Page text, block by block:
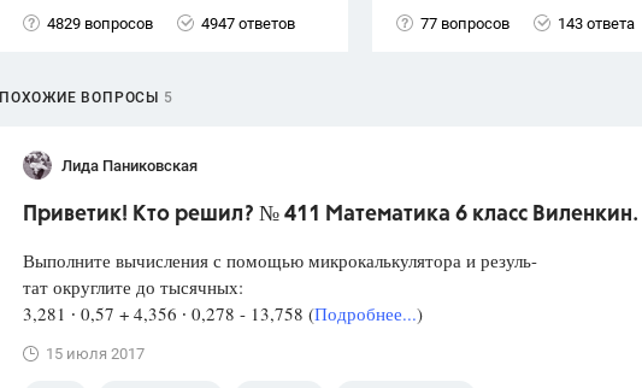
4829 вопросов 4947 ответов 77 вопросов 143 ответа
ПОХОЖИЕ ВОПРОСЫ 5
Лида Паниковская
Приветик! Кто решил? № 411 Математика 6 класс Виленкин.
Выполните вычисления с помощью микрокалькулятора и резуль-
тат округлите до тысячных:
3,281 ∙ 0,57 + 4,356 ∙ 0,278 - 13,758 (Подробнее...)
15 июля 2017